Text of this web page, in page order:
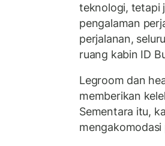
teknologi, tetapi
pengalaman
perjalanan,
ruang kabin ID
Legroom dan
memberikan
Sementara itu,